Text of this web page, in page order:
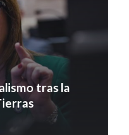
tras la